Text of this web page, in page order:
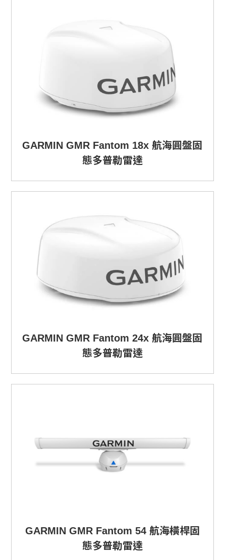
GARMIN GMR Fantom 18x 航海圓盤固
態多普勒雷達
GARMIN GMR Fantom 24x 航海圓盤固
態多普勒雷達
GARMIN GMR Fantom 54 航海橫桿固
態多普勒雷達